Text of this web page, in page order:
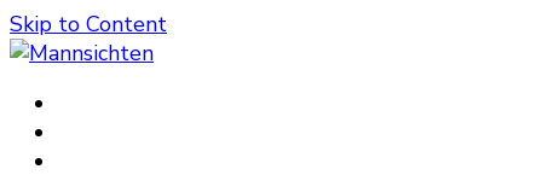
Skip to Content
Mannsichten
Was Männer wollen. Was Männer denken.